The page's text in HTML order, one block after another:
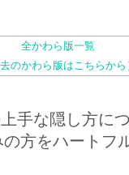
全かわら版一覧
去のかわら版はこちらから
手な隠し方に
方をハートフ